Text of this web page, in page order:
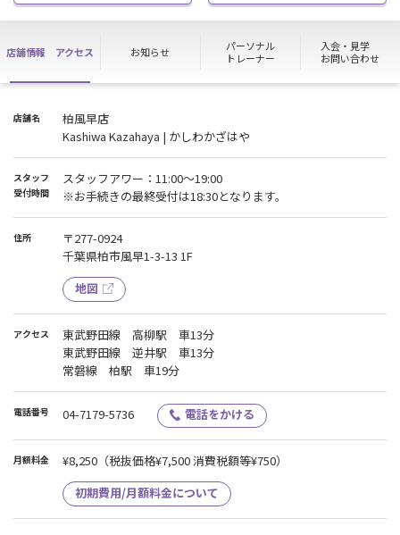
店舗情報 アクセス お知らせ
パーソナル
トレーナー
入会・見学
お問い合わせ
店舗名
柏風早店
Kashiwa Kazahaya | かしわかざはや
スタッフ
受付時間
スタッフアワー：11:00〜19:00
※お手続きの最終受付は18:30となります。
住所
〒277-0924
千葉県柏市風早1-3-13 1F
地図
アクセス
東武野田線 高柳駅 車13分
東武野田線 逆井駅 車13分
常磐線 柏駅 車19分
電話番号 04-7179-5736 電話をかける
月額料金 ¥8,250 （税抜価格¥7,500 消費税額等¥750）
初期費用/月額料金について